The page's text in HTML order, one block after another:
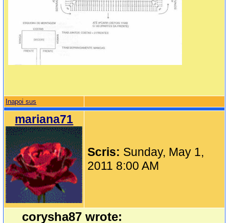
Inapoi sus
mariana71
Scris: Sunday, May 1,
2011 8:00 AM
corysha87 wrote: